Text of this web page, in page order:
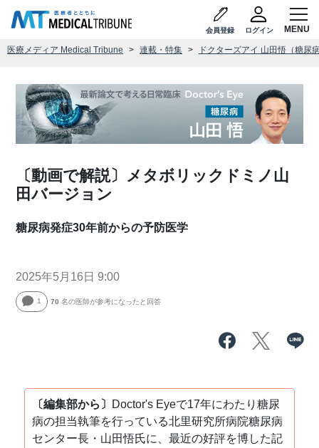
会員登録 ログイン
医療メディア Medical Tribune 連載・特集 ドクターズアイ 山田悟（糖尿
〔動画で解説〕メタボリックドミノ山
田バージョン
糖尿病発症30年前からの予防医学
2025年5月16日 9:00
1 70 名の医師が参考になったと回答
〔編集部から〕 Doctor's Eyeで17年にわたり糖尿
病の担当執筆を行っている北里研究所病院糖尿病
センター長・山田悟氏に、最近の好評を博した記